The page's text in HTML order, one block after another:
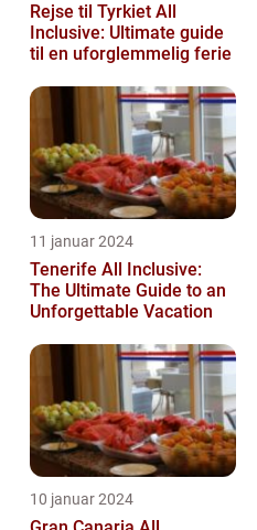
Rejse til Tyrkiet All
Inclusive: Ultimate guide
til en uforglemmelig ferie
11 januar 2024
Tenerife All Inclusive:
The Ultimate Guide to an
Unforgettable Vacation
10 januar 2024